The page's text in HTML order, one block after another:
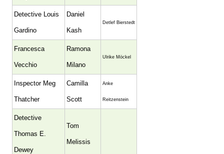
Detective Louis
Gardino
Daniel
Kash
Detlef Bierstedt
Francesca
Vecchio
Ramona
Milano
Ulrike Möckel
Inspector Meg
Thatcher
Camilla
Scott
Anke
Reitzenstein
Detective
Thomas E.
Dewey
Tom
Melissis